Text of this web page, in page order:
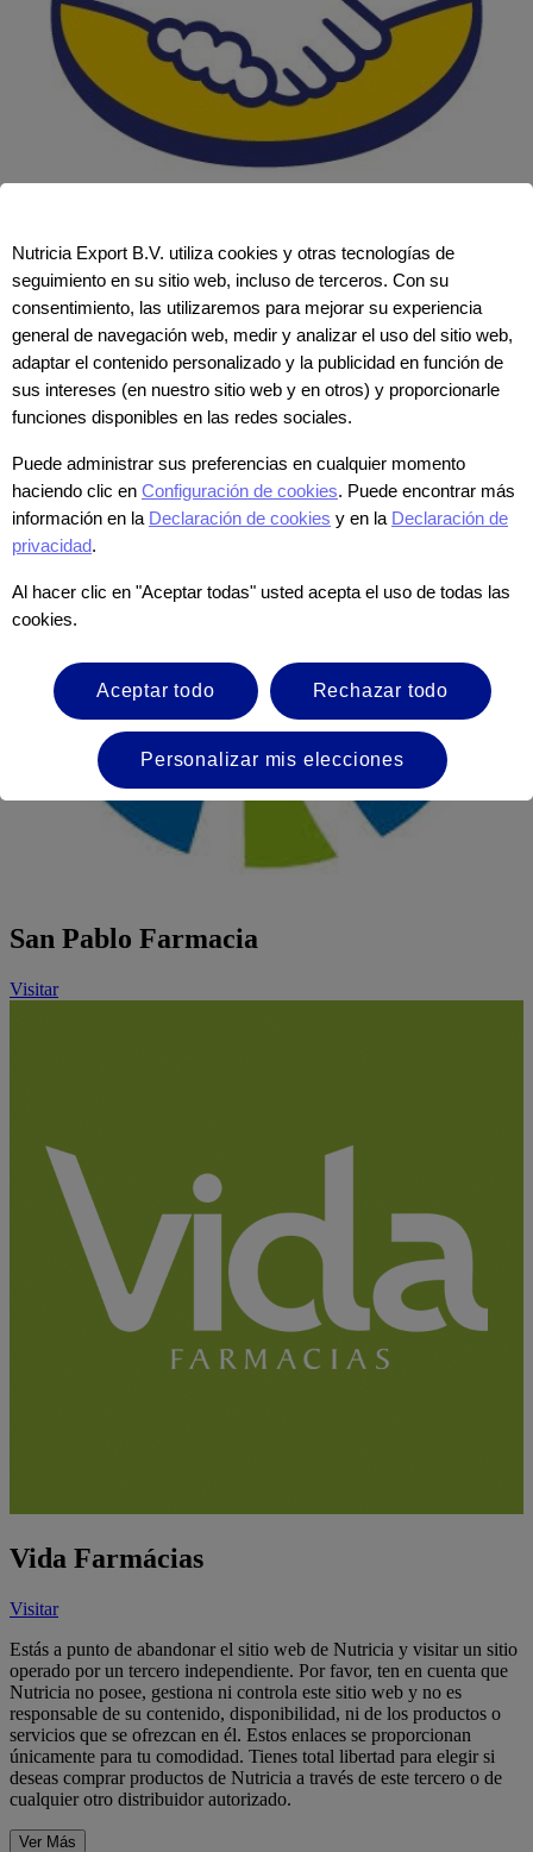
Mercado Libre
Visitar
San Pablo Farmacia
Visitar
Vida Farmácias
Visitar
Estás a punto de abandonar el sitio web de Nutricia y visitar un sitio
operado por un tercero independiente. Por favor, ten en cuenta que
Nutricia no posee, gestiona ni controla este sitio web y no es
responsable de su contenido, disponibilidad, ni de los productos o
servicios que se ofrezcan en él. Estos enlaces se proporcionan
únicamente para tu comodidad. Tienes total libertad para elegir si
deseas comprar productos de Nutricia a través de este tercero o de
cualquier otro distribuidor autorizado.
Ver Más
Nutricia Export B.V. utiliza cookies y otras tecnologías de
seguimiento en su sitio web, incluso de terceros. Con su
consentimiento, las utilizaremos para mejorar su experiencia
general de navegación web, medir y analizar el uso del sitio web,
adaptar el contenido personalizado y la publicidad en función de
sus intereses (en nuestro sitio web y en otros) y proporcionarle
funciones disponibles en las redes sociales.
Puede administrar sus preferencias en cualquier momento
haciendo clic en Configuración de cookies. Puede encontrar más
información en la Declaración de cookies y en la Declaración de
privacidad.
Al hacer clic en "Aceptar todas" usted acepta el uso de todas las
cookies.
Aceptar todo Rechazar todo
Personalizar mis elecciones